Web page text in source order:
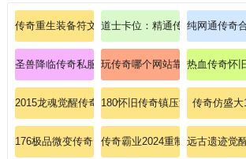
传奇重生装备符文战士如何修炼逐日剑法？
道士卡位：精通传奇私服道士
纯网通传奇
圣兽降临传奇私服：零延迟团战，再铸皇城辉煌！
玩传奇哪个网站靠谱、惊喜爆
热血传奇怀
2015龙魂觉醒传奇私服：龙魂传奇，觉醒时代降临
180怀旧传奇镇压沃玛教主的秘
传奇仿盛大
176极品微变传奇；额外快乐拾到飞火流星？
传奇霸业2024重制版：战士开
远古遗迹觉